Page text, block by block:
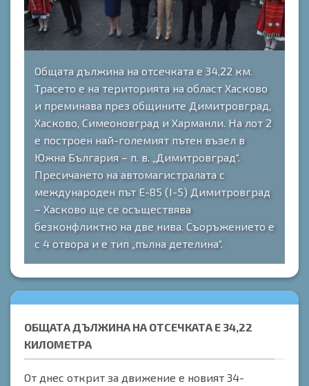
Общата дължина на отсечката е 34,22 км.
Трасето е на територията на област Хасково
и преминава през общините Димитровград,
Хасково, Симеоновград и Харманли. На лот 2
е построен най-големият пътен възел в
Южна България – п. в. „Димитровград“.
Пресичането на автомагистралата с
международен път Е-85 (І-5) Димитровград
– Хасково ще се осъществява
безконфликтно на две нива. Съоръжението е
с 4 отвора и е тип „пълна детелина“.
ОБЩАТА ДЪЛЖИНА НА ОТСЕЧКАТА Е 34,22
КИЛОМЕТРА
От днес открит за движение е новият 34-